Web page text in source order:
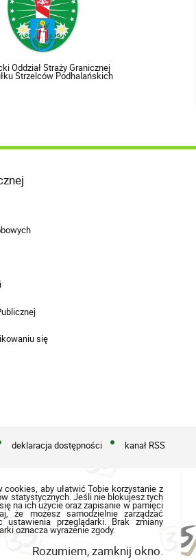
Oddział Straży Granicznej
Strzelców Podhalańskich
się
deklaracja dostępności kanał RSS
cookies, aby ułatwić Tobie korzystanie z
statystycznych. Jeśli nie blokujesz tych
na ich użycie oraz zapisanie w pamięci
że możesz samodzielnie zarządzać
ustawienia przeglądarki. Brak zmiany
oznacza wyrażenie zgody.
Rozumiem, zamknij okno.